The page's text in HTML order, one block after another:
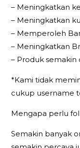
– Meningkatkan
– Meningkatkan
– Memperoleh
– Meningkatkan
– Produk
*Kami tidak
cukup username
Mengapa perlu
Semakin banyak